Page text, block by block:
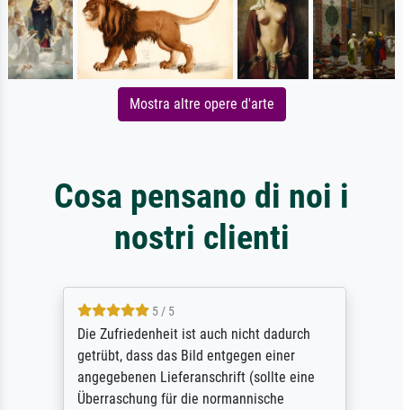
Mostra altre opere d'arte
Cosa pensano di noi i
nostri clienti
5 / 5
Die Zufriedenheit ist auch nicht dadurch
getrübt, dass das Bild entgegen einer
angegebenen Lieferanschrift (sollte eine
Überraschung für die normannische